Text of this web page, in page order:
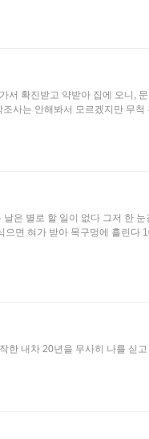
서 확진받고 약받아 집에 오니,
사는 안해봐서 모르겠지만 무
은 별로 할 일이 없다 그저 한
으면 혀가 받아 목구멍에 흘린다
한 내차 20년을 무사히 나를 싣